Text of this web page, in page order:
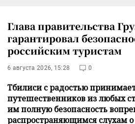
Глава правительства
гарантировал
российским туристам
6 августа 2026, 15:28 0
Тбилиси с радостью
путешественников из любых
им полную безопасность
распространяющимся слухам